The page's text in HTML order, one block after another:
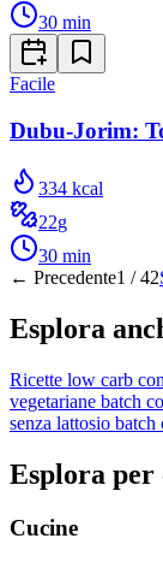
30 min
Facile
Dubu-Jorim:
334 kcal
22g
30 min
← Precedente1 /42
Esplora
Ricette low carb
vegetariane batch
senza lattosio
Esplora per
Cucine